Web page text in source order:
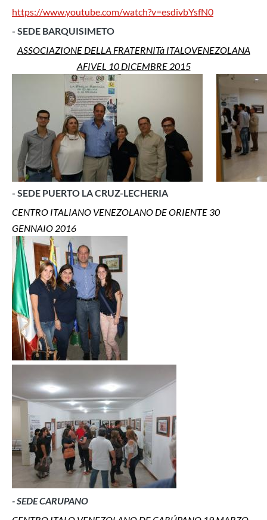
https://www.youtube.com/watch?v=esdivbYsfN0
- SEDE BARQUISIMETO
ASSOCIAZIONE DELLA FRATERNITà ITALOVENEZOLANA
AFIVEL 10 DICEMBRE 2015
- SEDE PUERTO LA CRUZ-LECHERIA
CENTRO ITALIANO VENEZOLANO DE ORIENTE 30
GENNAIO 2016
- SEDE CARUPANO